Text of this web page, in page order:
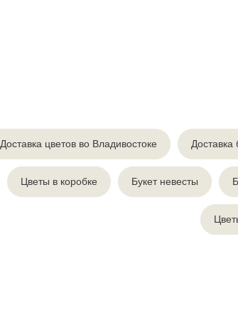
Доставка цветов во Владивостоке Доставка
Цветы в коробке Букет невесты